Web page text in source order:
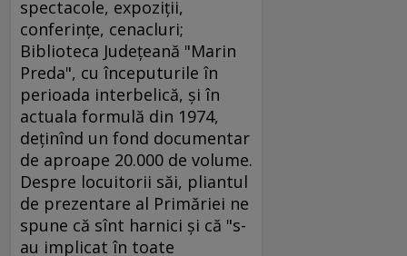
spectacole, expoziţii,
conferinţe, cenacluri;
Biblioteca Judeţeană "Marin
Preda", cu începuturile în
perioada interbelică, şi în
actuala formulă din 1974,
deţinînd un fond documentar
de aproape 20.000 de volume.
Despre locuitorii săi, pliantul
de prezentare al Primăriei ne
spune că sînt harnici şi că "s-
au implicat în toate